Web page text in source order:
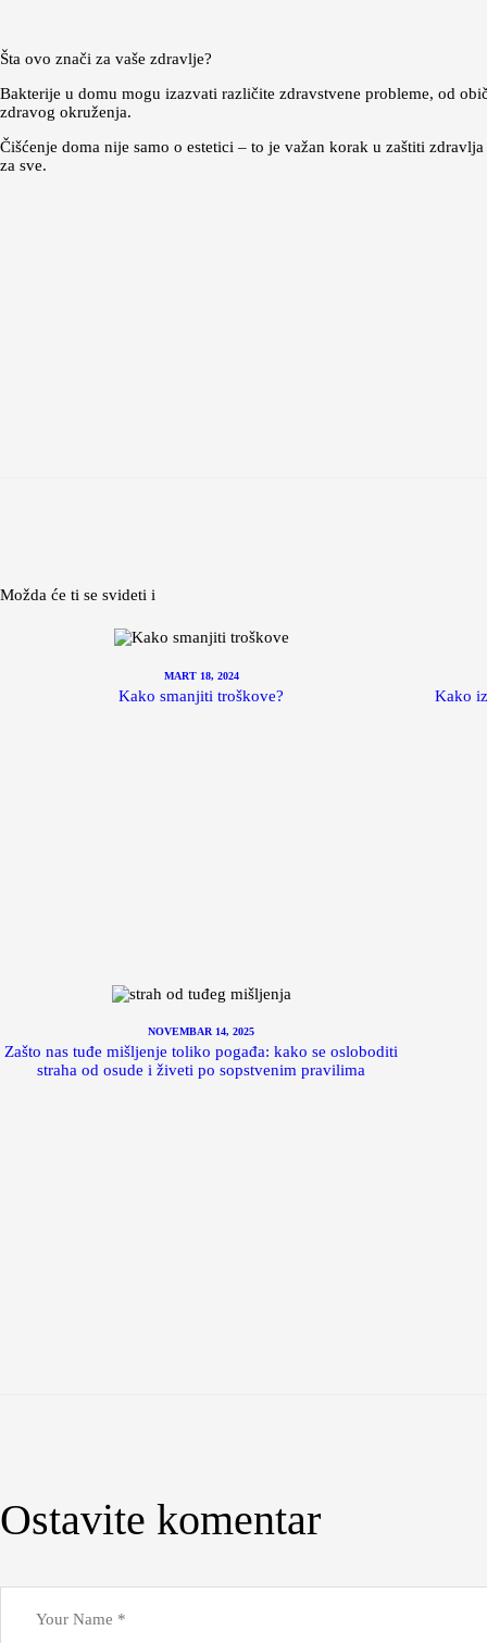
Šta ovo znači za vaše zdravlje?
Bakterije u domu mogu izazvati različite zdravstvene probleme, od
zdravog okruženja.
Čišćenje doma nije samo o estetici – to je važan korak u zaštiti
za sve.
Možda će ti se svideti i
MART 18, 2024
Kako smanjiti troškove? Kako
NOVEMBAR 14, 2025
Zašto nas tuđe mišljenje toliko pogađa: kako se osloboditi
straha od osude i živeti po sopstvenim pravilima
Ostavite komentar